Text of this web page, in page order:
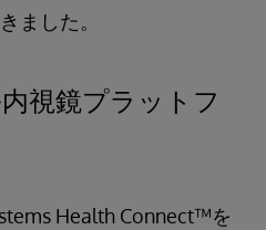
ました。
視鏡プラットフ
Health Connect™を